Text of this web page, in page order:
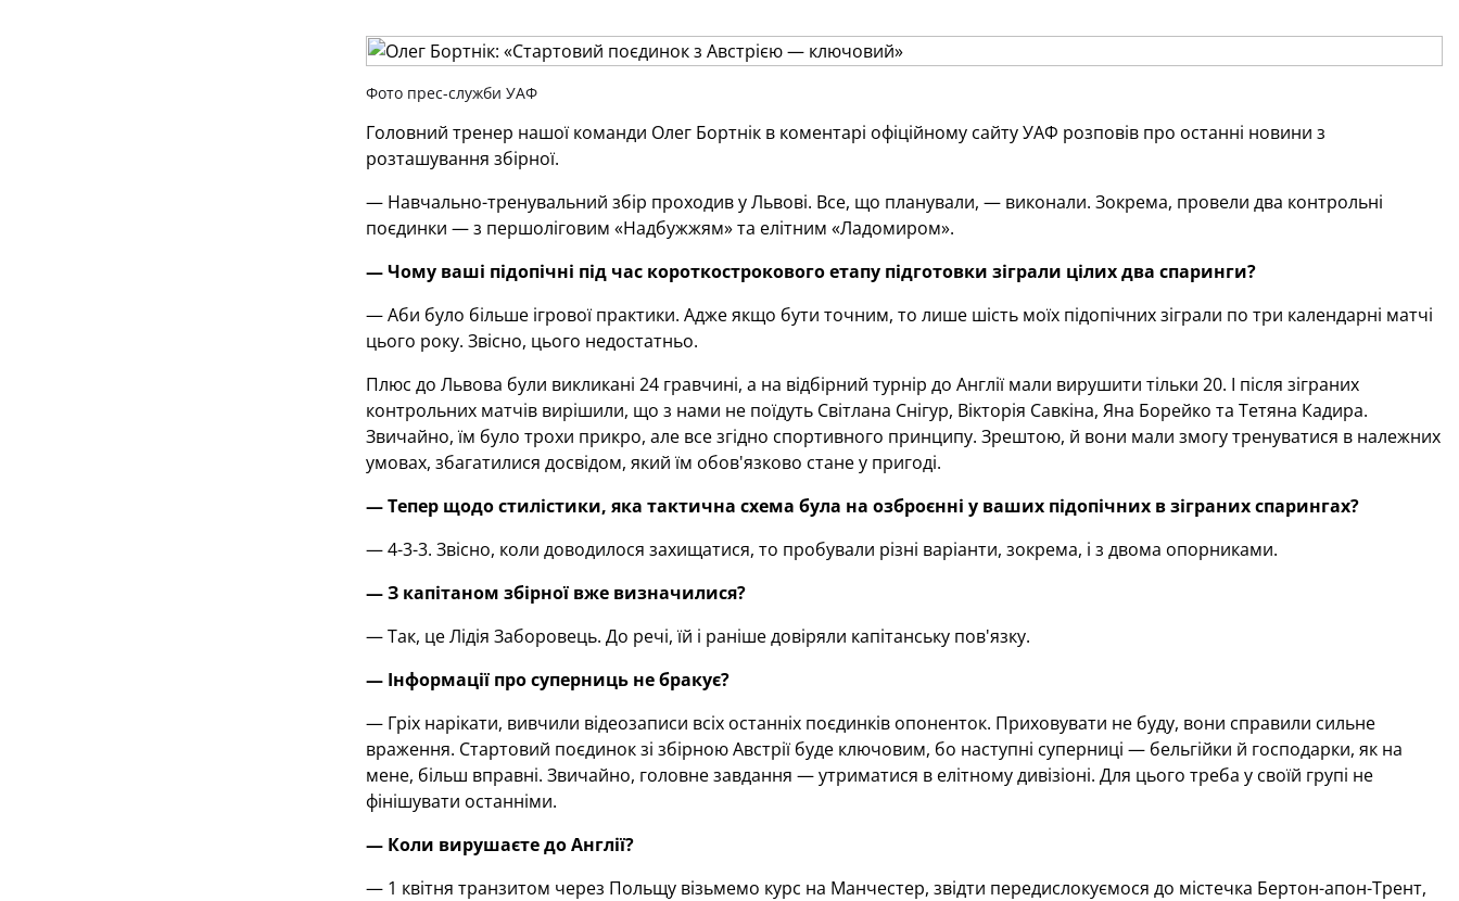
Фото прес-служби УАФ
Головний тренер нашої команди Олег Бортнік в коментарі офіційному сайту УАФ розповів про останні новини з
розташування збірної.
— Навчально-тренувальний збір проходив у Львові. Все, що планували, — виконали. Зокрема, провели два контрольні
поєдинки — з першоліговим «Надбужжям» та елітним «Ладомиром».
— Чому ваші підопічні під час короткострокового етапу підготовки зіграли цілих два спаринги?
— Аби було більше ігрової практики. Адже якщо бути точним, то лише шість моїх підопічних зіграли по три календарні матчі
цього року. Звісно, цього недостатньо.
Плюс до Львова були викликані 24 гравчині, а на відбірний турнір до Англії мали вирушити тільки 20. І після зіграних
контрольних матчів вирішили, що з нами не поїдуть Світлана Снігур, Вікторія Савкіна, Яна Борейко та Тетяна Кадира.
Звичайно, їм було трохи прикро, але все згідно спортивного принципу. Зрештою, й вони мали змогу тренуватися в належних
умовах, збагатилися досвідом, який їм обов'язково стане у пригоді.
— Тепер щодо стилістики, яка тактична схема була на озброєнні у ваших підопічних в зіграних спарингах?
— 4-3-3. Звісно, коли доводилося захищатися, то пробували різні варіанти, зокрема, і з двома опорниками.
— З капітаном збірної вже визначилися?
— Так, це Лідія Заборовець. До речі, їй і раніше довіряли капітанську пов'язку.
— Інформації про суперниць не бракує?
— Гріх нарікати, вивчили відеозаписи всіх останніх поєдинків опоненток. Приховувати не буду, вони справили сильне
враження. Стартовий поєдинок зі збірною Австрії буде ключовим, бо наступні суперниці — бельгійки й господарки, як на
мене, більш вправні. Звичайно, головне завдання — утриматися в елітному дивізіоні. Для цього треба у своїй групі не
фінішувати останніми.
— Коли вирушаєте до Англії?
— 1 квітня транзитом через Польщу візьмемо курс на Манчестер, звідти передислокуємося до містечка Бертон-апон-Трент,